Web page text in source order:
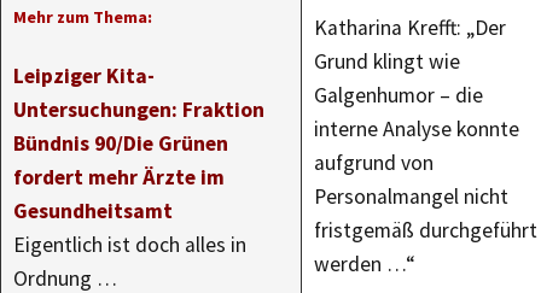
Mehr zum Thema:
Leipziger Kita-
Untersuchungen: Fraktion
Bündnis 90/Die Grünen
fordert mehr Ärzte im
Gesundheitsamt
Eigentlich ist doch alles in
Ordnung …
Katharina Krefft: „Der
Grund klingt wie
Galgenhumor – die
interne Analyse konnte
aufgrund von
Personalmangel nicht
fristgemäß durchgeführt
werden …“